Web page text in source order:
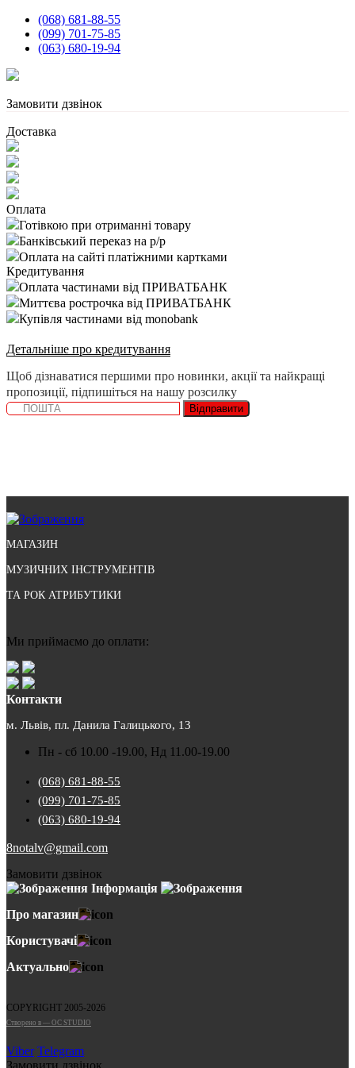
(068) 681-88-55
(099) 701-75-85
(063) 680-19-94
Замовити дзвінок
Доставка
Оплата
Готівкою при отриманні товару
Банківський переказ на р/р
Оплата на сайті платіжними картками
Кредитування
Оплата частинами від ПРИВАТБАНК
Миттєва рострочка від ПРИВАТБАНК
Купівля частинами від monobank
Детальніше про кредитування
Щоб дізнаватися першими про новинки, акції та найкращі
пропозиції, підпишіться на нашу розсилку
Відправити
МАГАЗИН
МУЗИЧНИХ ІНСТРУМЕНТІВ
ТА РОК АТРИБУТИКИ
Ми приймаємо до оплати:
Контакти
м. Львів, пл. Данила Галицького, 13
Пн - сб 10.00 -19.00, Нд 11.00-19.00
(068) 681-88-55
(099) 701-75-85
(063) 680-19-94
8notalv@gmail.com
Замовити дзвінок
Інформація
Про магазин
Користувачі
Актуально
COPYRIGHT 2005-2026
Cтворено в — OC STUDIO
Viber Telegram
Замовити дзвінок